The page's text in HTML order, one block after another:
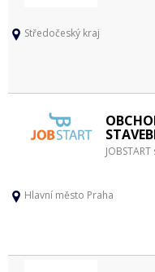
Středočeský kraj
Hlavní město Praha